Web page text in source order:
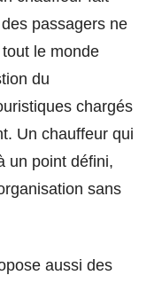
passagers ne
le monde
du
chargés
Un chauffeur qui
un point défini,
sans
aussi des